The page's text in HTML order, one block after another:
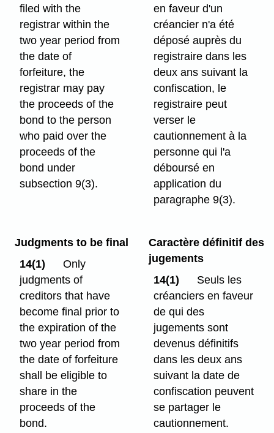
filed with the
registrar within the
two year period from
the date of
forfeiture, the
registrar may pay
the proceeds of the
bond to the person
who paid over the
proceeds of the
bond under
subsection 9(3).
en faveur d'un
créancier n'a été
déposé auprès du
registraire dans les
deux ans suivant la
confiscation, le
registraire peut
verser le
cautionnement à la
personne qui l'a
déboursé en
application du
paragraphe 9(3).
Judgments to be final
14(1)
Only
judgments of
creditors that have
become final prior to
the expiration of the
two year period from
the date of forfeiture
shall be eligible to
share in the
proceeds of the
bond.
Caractère définitif des
jugements
14(1)
Seuls les
créanciers en faveur
de qui des
jugements sont
devenus définitifs
dans les deux ans
suivant la date de
confiscation peuvent
se partager le
cautionnement.